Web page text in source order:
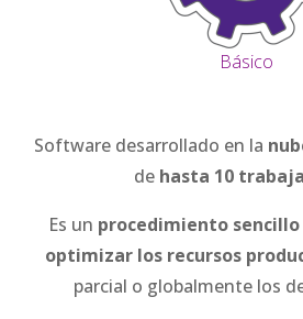
Básico
Software desarrollado en la
de hasta 10
Es un procedimiento
optimizar los recursos
parcial o globalmente los